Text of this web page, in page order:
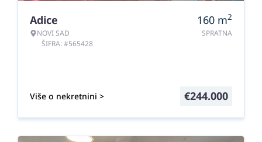
Adice
NOVI SAD
ŠIFRA: #565428
160 m2
SPRATNA
Više o nekretnini > €244.000